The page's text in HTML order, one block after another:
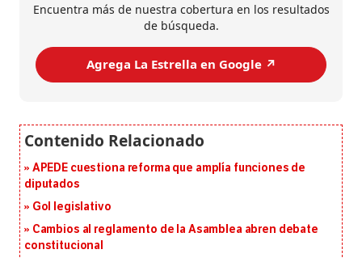
Encuentra más de nuestra cobertura en los resultados
de búsqueda.
Agrega La Estrella en Google ↗️
APEDE cuestiona reforma que amplía funciones de
diputados
Gol legislativo
Cambios al reglamento de la Asamblea abren debate
constitucional